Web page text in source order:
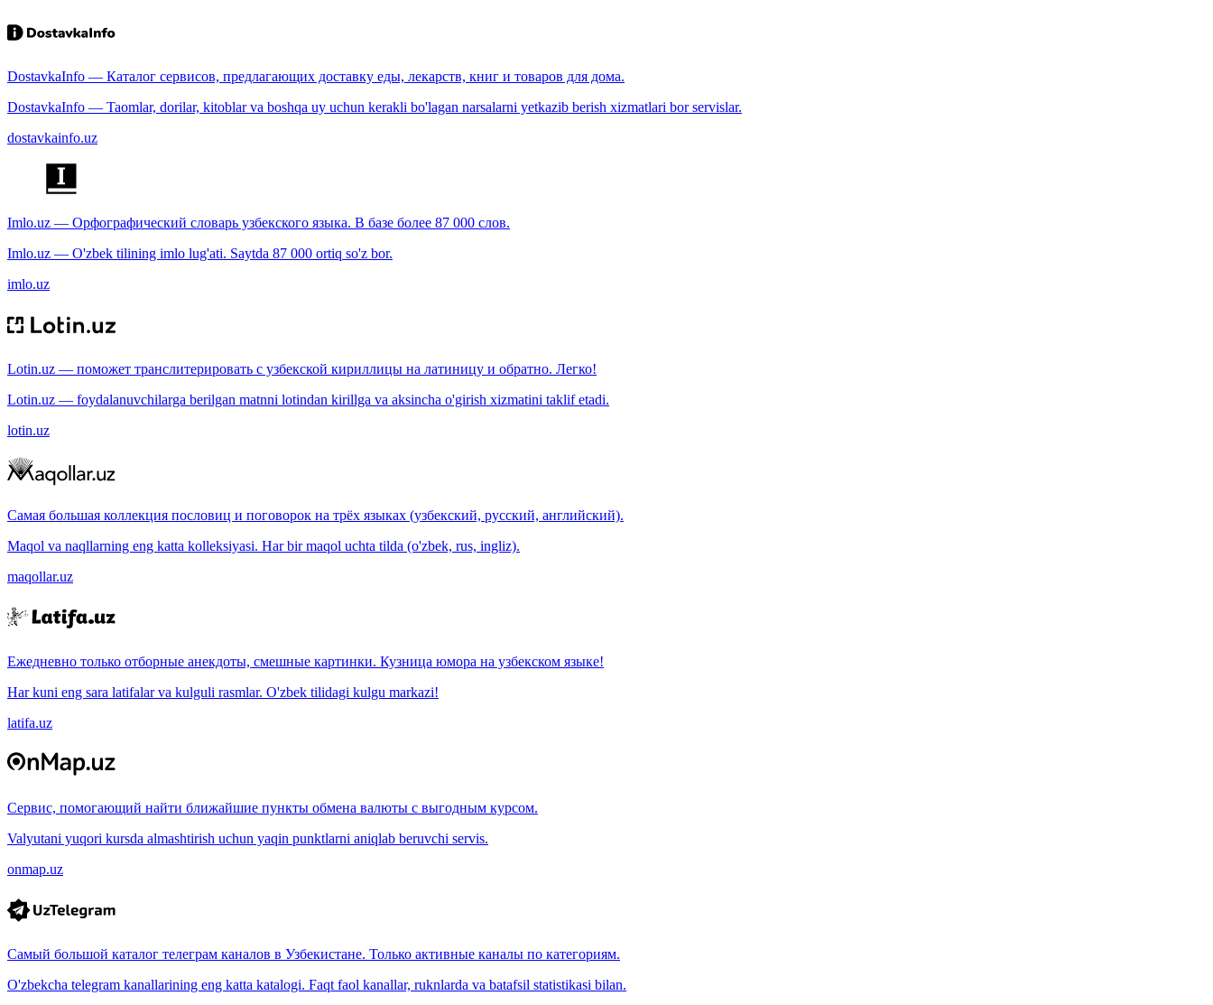
DostavkaInfo — Каталог сервисов, предлагающих доставку еды, лекарств, книг и товаров для дома.
DostavkaInfo — Taomlar, dorilar, kitoblar va boshqa uy uchun kerakli bo'lagan narsalarni yetkazib berish xizmatlari bor servislar.
dostavkainfo.uz
Imlo.uz — Орфографический словарь узбекского языка. В базе более 87 000 слов.
Imlo.uz — O'zbek tilining imlo lug'ati. Saytda 87 000 ortiq so'z bor.
imlo.uz
Lotin.uz — поможет транслитерировать с узбекской кириллицы на латиницу и обратно. Легко!
Lotin.uz — foydalanuvchilarga berilgan matnni lotindan kirillga va aksincha o'girish xizmatini taklif etadi.
lotin.uz
Самая большая коллекция пословиц и поговорок на трёх языках (узбекский, русский, английский).
Maqol va naqllarning eng katta kolleksiyasi. Har bir maqol uchta tilda (o'zbek, rus, ingliz).
maqollar.uz
Ежедневно только отборные анекдоты, смешные картинки. Кузница юмора на узбекском языке!
Har kuni eng sara latifalar va kulguli rasmlar. O'zbek tilidagi kulgu markazi!
latifa.uz
Сервис, помогающий найти ближайшие пункты обмена валюты с выгодным курсом.
Valyutani yuqori kursda almashtirish uchun yaqin punktlarni aniqlab beruvchi servis.
onmap.uz
Самый большой каталог телеграм каналов в Узбекистане. Только активные каналы по категориям.
O'zbekcha telegram kanallarining eng katta katalogi. Faqt faol kanallar, ruknlarda va batafsil statistikasi bilan.